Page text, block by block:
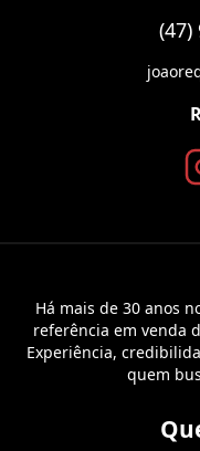
(47)
Há mais de 30 anos
referência em venda
Experiência,
quem